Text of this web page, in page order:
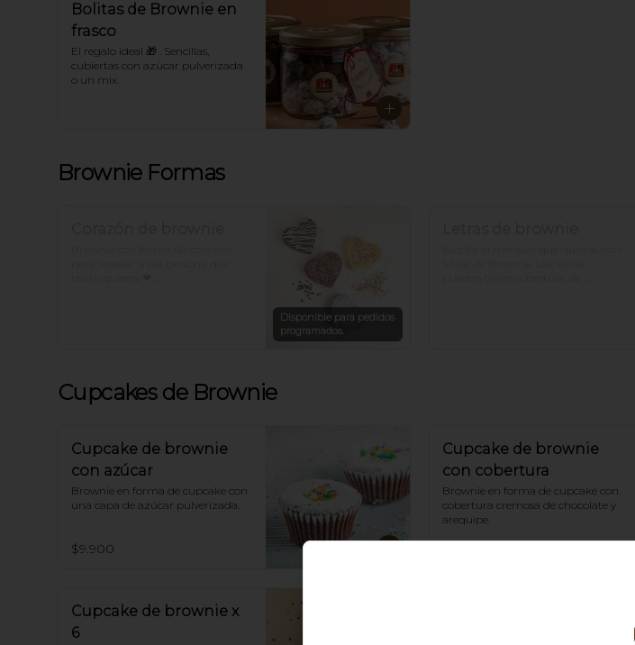
Bolitas de Brownie en
frasco
El regalo ideal 🎁 . Sencillas,
cubiertas con azúcar pulverizada
o un mix.
Brownie Formas
Disponible para pedidos
programados.
Cupcakes de Brownie
Cupcake de brownie
con azúcar
Brownie en forma de cupcake con
una capa de azúcar pulverizada.
$9.900
Cupcake de brownie
con cobertura
Brownie en forma de cupcake con
cobertura cremosa de chocolate y
arequipe.
Cupcake de brownie x
6